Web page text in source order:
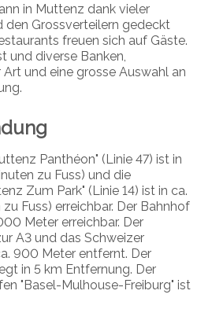
in Muttenz dank vieler
den Grossverteilern gedeckt
freuen sich auf Gäste.
und diverse Banken,
und eine grosse Auswahl an
Panthéon" (Linie 47) ist in
zu Fuss) und die
Zum Park" (Linie 14) ist in ca.
Fuss) erreichbar. Der Bahnhof
Meter erreichbar. Der
A3 und das Schweizer
900 Meter entfernt. Der
in 5 km Entfernung. Der
"Basel-Mulhouse-Freiburg" ist